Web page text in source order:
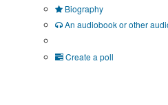
Biography
An audiobook or other
Create a poll